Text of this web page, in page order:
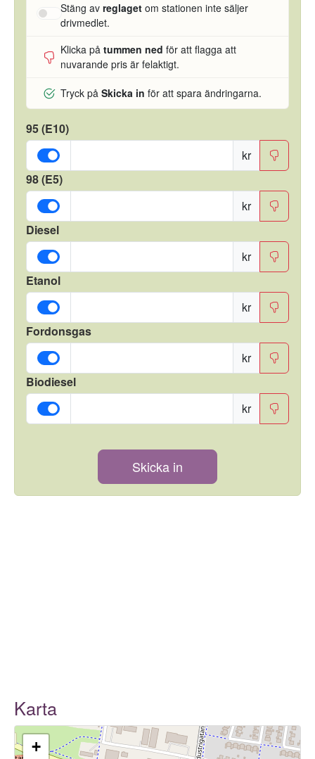
Stäng av reglaget om stationen inte säljer
drivmedlet.
Klicka på tummen ned för att flagga att
nuvarande pris är felaktigt.
Tryck på Skicka in för att spara ändringarna.
95 (E10)
kr
98 (E5)
kr
Diesel
kr
Etanol
kr
Fordonsgas
kr
Biodiesel
kr
Skicka in
Karta
+